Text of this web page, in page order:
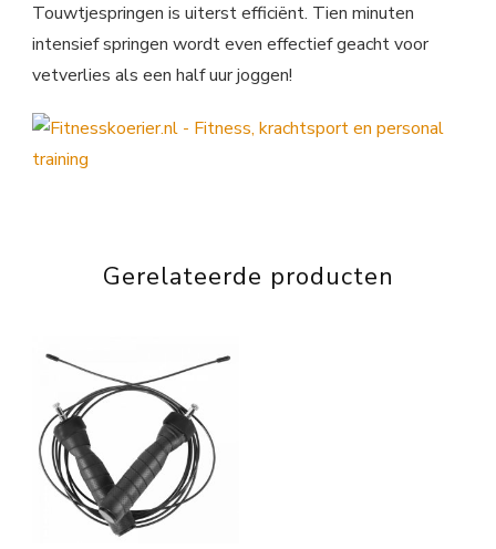
Touwtjespringen is uiterst efficiënt. Tien minuten
intensief springen wordt even effectief geacht voor
vetverlies als een half uur joggen!
Gerelateerde producten